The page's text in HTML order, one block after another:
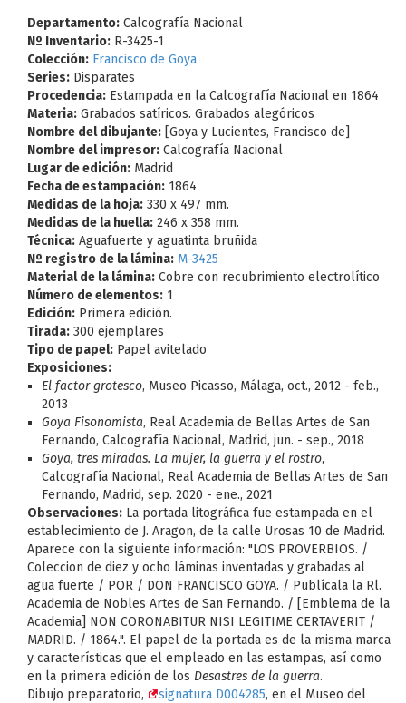
Departamento: Calcografía Nacional
Nº Inventario: R-3425-1
Colección: Francisco de Goya
Series: Disparates
Procedencia: Estampada en la Calcografía Nacional en 1864
Materia: Grabados satíricos. Grabados alegóricos
Nombre del dibujante: [Goya y Lucientes, Francisco de]
Nombre del impresor: Calcografía Nacional
Lugar de edición: Madrid
Fecha de estampación: 1864
Medidas de la hoja: 330 x 497 mm.
Medidas de la huella: 246 x 358 mm.
Técnica: Aguafuerte y aguatinta bruñida
Nº registro de la lámina: M-3425
Material de la lámina: Cobre con recubrimiento electrolítico
Número de elementos: 1
Edición: Primera edición.
Tirada: 300 ejemplares
Tipo de papel: Papel avitelado
Exposiciones:
El factor grotesco, Museo Picasso, Málaga, oct., 2012 - feb.,
2013
Goya Fisonomista, Real Academia de Bellas Artes de San
Fernando, Calcografía Nacional, Madrid, jun. - sep., 2018
Goya, tres miradas. La mujer, la guerra y el rostro,
Calcografía Nacional, Real Academia de Bellas Artes de San
Fernando, Madrid, sep. 2020 - ene., 2021
Observaciones: La portada litográfica fue estampada en el
establecimiento de J. Aragon, de la calle Urosas 10 de Madrid.
Aparece con la siguiente información: "LOS PROVERBIOS. /
Coleccion de diez y ocho láminas inventadas y grabadas al
agua fuerte / POR / DON FRANCISCO GOYA. / Publícala la Rl.
Academia de Nobles Artes de San Fernando. / [Emblema de la
Academia] NON CORONABITUR NISI LEGITIME CERTAVERIT /
MADRID. / 1864.". El papel de la portada es de la misma marca
y características que el empleado en las estampas, así como
en la primera edición de los Desastres de la guerra.
Dibujo preparatorio,
signatura D004285, en el Museo del